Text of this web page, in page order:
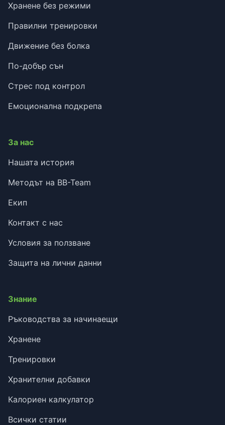
Хранене без режими
Правилни тренировки
Движение без болка
По-добър сън
Стрес под контрол
Емоционална подкрепа
За нас
Нашата история
Методът на BB-Team
Екип
Контакт с нас
Условия за ползване
Защита на лични данни
Знание
Ръководства за начинаещи
Хранене
Тренировки
Хранителни добавки
Калориен калкулатор
Всички статии